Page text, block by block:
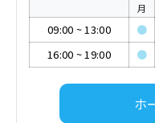
月
09:00 ~13:00 ●
16:00 ~19:00 ●
ホ